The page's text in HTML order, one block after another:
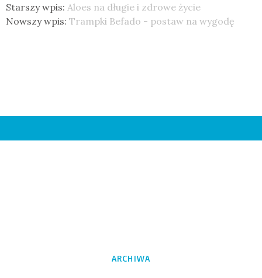
Starszy wpis: Aloes na długie i zdrowe życie
Nowszy wpis: Trampki Befado - postaw na wygodę
ARCHIWA